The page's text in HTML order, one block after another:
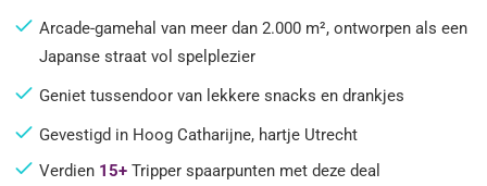
Arcade-gamehal van meer dan 2.000 m², ontworpen als een
Japanse straat vol spelplezier
Geniet tussendoor van lekkere snacks en drankjes
Gevestigd in Hoog Catharijne, hartje Utrecht
Verdien 15+ Tripper spaarpunten met deze deal